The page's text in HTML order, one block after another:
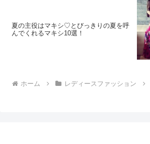
夏の主役はマキシ♡とびっきりの夏を呼
んでくれるマキシ10選！
ホーム レディースファッション